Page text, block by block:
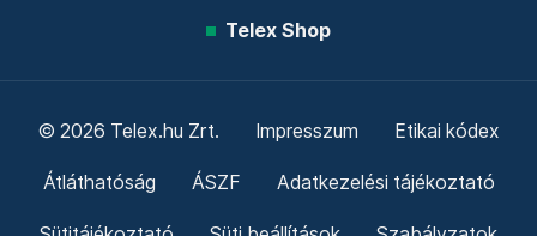
Telex Shop
© 2026 Telex.hu Zrt. Impresszum Etikai kódex
Átláthatóság ÁSZF Adatkezelési tájékoztató